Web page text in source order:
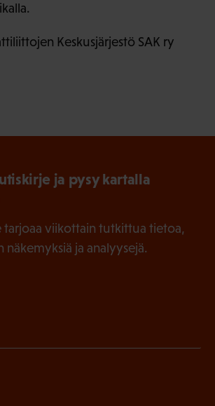
Keskusjärjestö SAK ry
ja pysy kartalla
tarjoaa viikottain tutkittua tietoa,
ja analyysejä.